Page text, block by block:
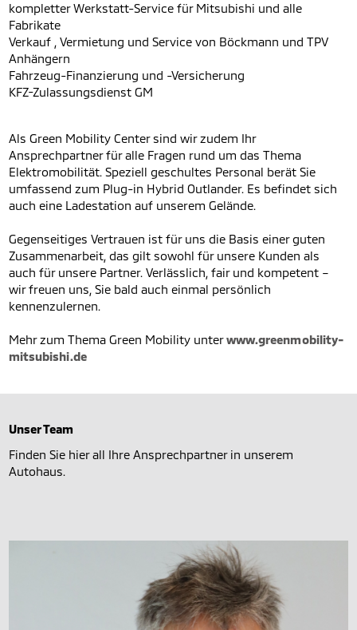
kompletter Werkstatt-Service für Mitsubishi und alle
Fabrikate
Verkauf , Vermietung und Service von Böckmann und TPV
Anhängern
Fahrzeug-Finanzierung und -Versicherung
KFZ-Zulassungsdienst GM
Als Green Mobility Center sind wir zudem Ihr
Ansprechpartner für alle Fragen rund um das Thema
Elektromobilität. Speziell geschultes Personal berät Sie
umfassend zum Plug-in Hybrid Outlander. Es befindet sich
auch eine Ladestation auf unserem Gelände.
Gegenseitiges Vertrauen ist für uns die Basis einer guten
Zusammenarbeit, das gilt sowohl für unsere Kunden als
auch für unsere Partner. Verlässlich, fair und kompetent –
wir freuen uns, Sie bald auch einmal persönlich
kennenzulernen.
Mehr zum Thema Green Mobility unterwww.greenmobility-
mitsubishi.de
Unser Team
Finden Sie hier all Ihre Ansprechpartner in unserem
Autohaus.